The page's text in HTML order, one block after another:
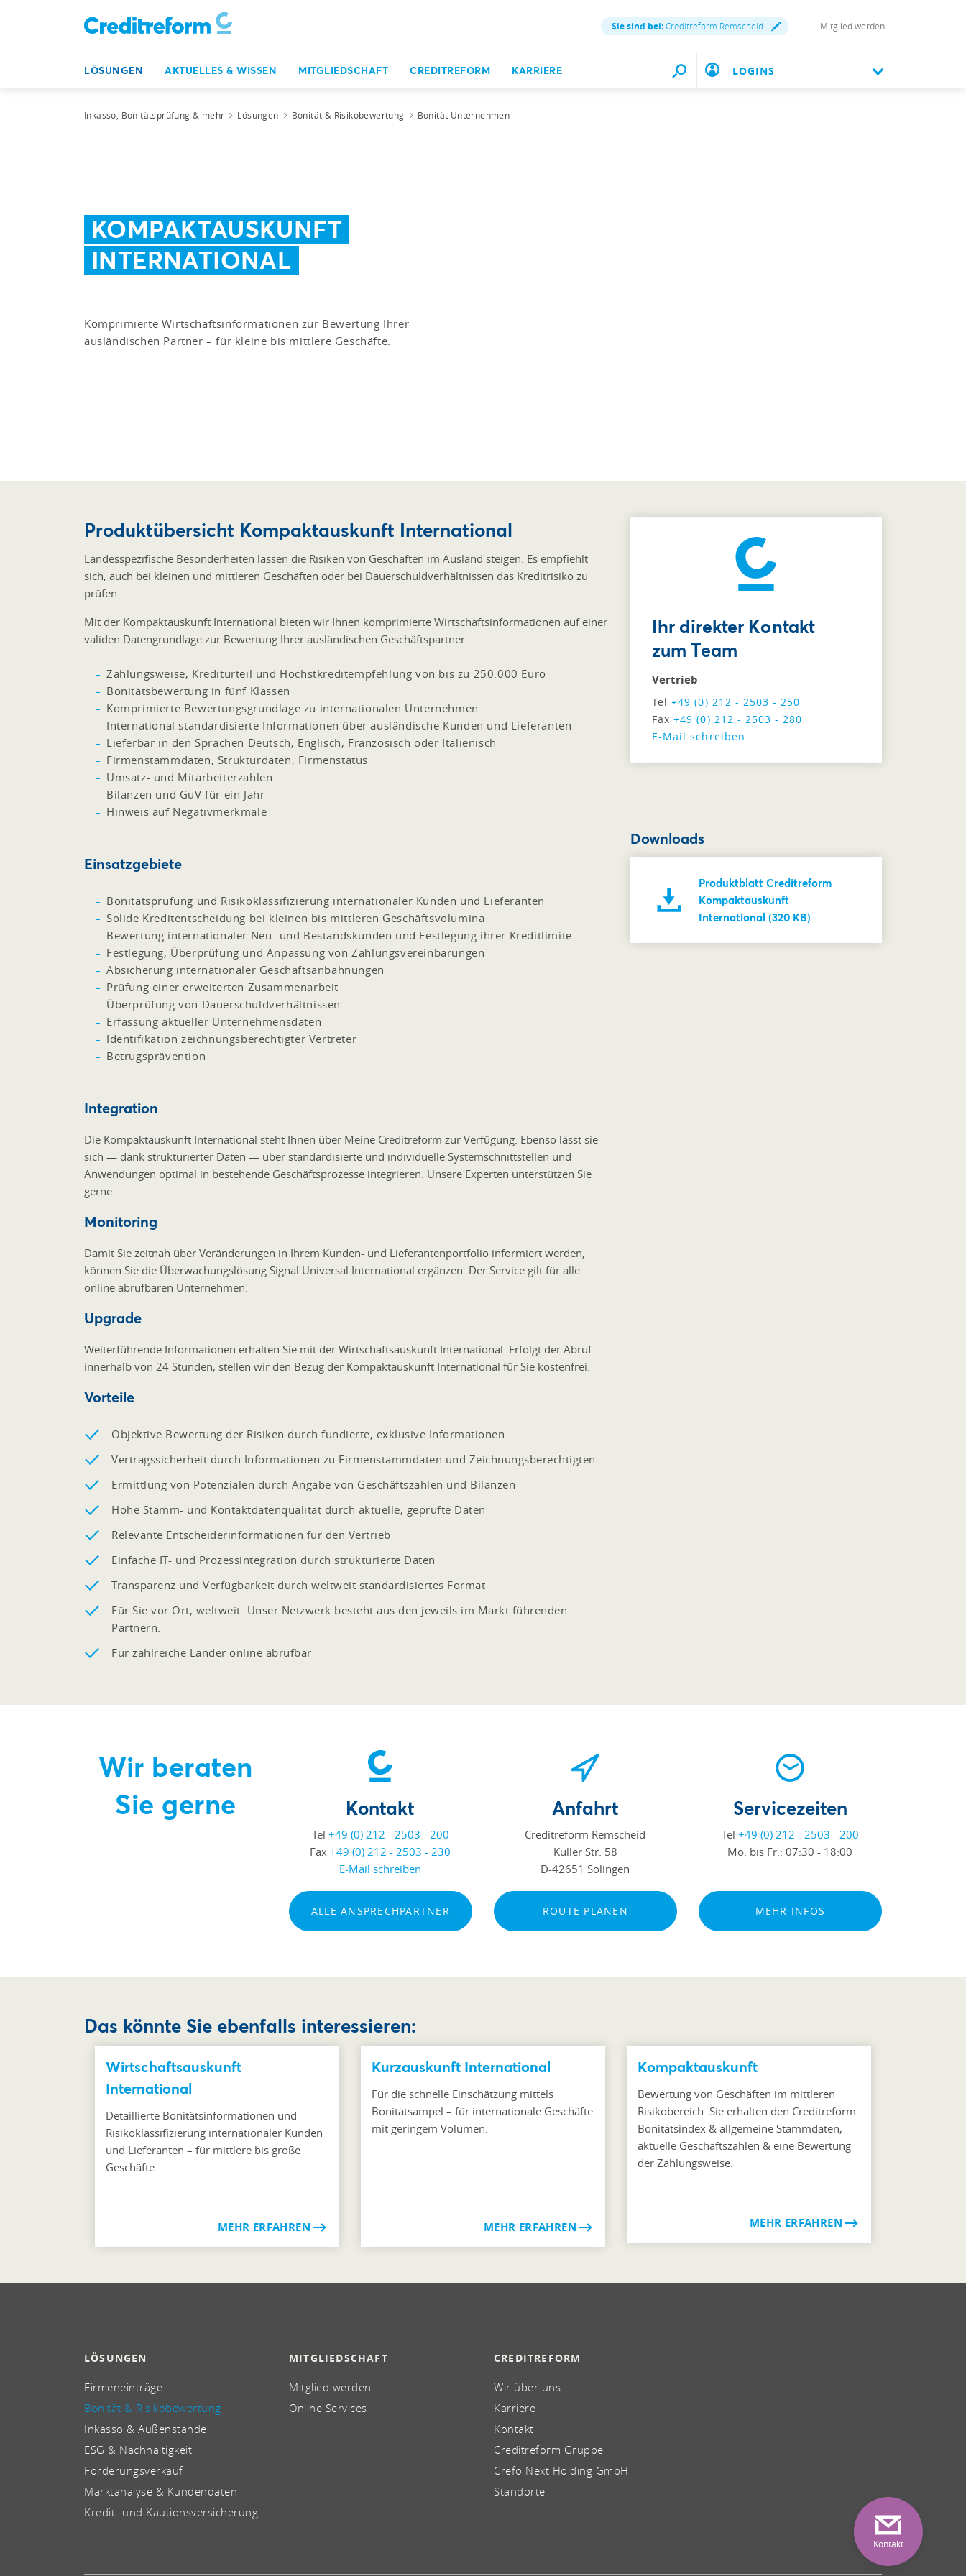
Sie sind bei:Creditreform Remscheid Mitglied werden
LÖSUNGEN AKTUELLES & WISSEN MITGLIEDSCHAFT CREDITREFORM KARRIERE LOGINS
Inkasso, Bonitätsprüfung & mehr Lösungen Bonität & Risikobewertung Bonität Unternehmen
KOMPAKTAUSKUNFT
INTERNATIONAL
Komprimierte Wirtschaftsinformationen zur Bewertung Ihrer
ausländischen Partner – für kleine bis mittlere Geschäfte.
Produktübersicht Kompaktauskunft International
Landesspezifische Besonderheiten lassen die Risiken von Geschäften im Ausland steigen. Es empfiehlt
sich, auch bei kleinen und mittleren Geschäften oder bei Dauerschuldverhältnissen das Kreditrisiko zu
prüfen.
Mit der Kompaktauskunft International bieten wir Ihnen komprimierte Wirtschaftsinformationen auf einer
validen Datengrundlage zur Bewertung Ihrer ausländischen Geschäftspartner.
Zahlungsweise, Krediturteil und Höchstkreditempfehlung von bis zu 250.000 Euro
Bonitätsbewertung in fünf Klassen
Komprimierte Bewertungsgrundlage zu internationalen Unternehmen
International standardisierte Informationen über ausländische Kunden und Lieferanten
Lieferbar in den Sprachen Deutsch, Englisch, Französisch oder Italienisch
Firmenstammdaten, Strukturdaten, Firmenstatus
Umsatz- und Mitarbeiterzahlen
Bilanzen und GuV für ein Jahr
Hinweis auf Negativmerkmale
Einsatzgebiete
Bonitätsprüfung und Risikoklassifizierung internationaler Kunden und Lieferanten
Solide Kreditentscheidung bei kleinen bis mittleren Geschäftsvolumina
Bewertung internationaler Neu- und Bestandskunden und Festlegung ihrer Kreditlimite
Festlegung, Überprüfung und Anpassung von Zahlungsvereinbarungen
Absicherung internationaler Geschäftsanbahnungen
Prüfung einer erweiterten Zusammenarbeit
Überprüfung von Dauerschuldverhältnissen
Erfassung aktueller Unternehmensdaten
Identifikation zeichnungsberechtigter Vertreter
Betrugsprävention
Integration
Die Kompaktauskunft International steht Ihnen über Meine Creditreform zur Verfügung. Ebenso lässt sie
sich — dank strukturierter Daten — über standardisierte und individuelle Systemschnittstellen und
Anwendungen optimal in bestehende Geschäftsprozesse integrieren. Unsere Experten unterstützen Sie
gerne.
Monitoring
Damit Sie zeitnah über Veränderungen in Ihrem Kunden- und Lieferantenportfolio informiert werden,
können Sie die Überwachungslösung Signal Universal International ergänzen. Der Service gilt für alle
online abrufbaren Unternehmen.
Upgrade
Weiterführende Informationen erhalten Sie mit der Wirtschaftsauskunft International. Erfolgt der Abruf
innerhalb von 24 Stunden, stellen wir den Bezug der Kompaktauskunft International für Sie kostenfrei.
Vorteile
Objektive Bewertung der Risiken durch fundierte, exklusive Informationen
Vertragssicherheit durch Informationen zu Firmenstammdaten und Zeichnungsberechtigten
Ermittlung von Potenzialen durch Angabe von Geschäftszahlen und Bilanzen
Hohe Stamm- und Kontaktdatenqualität durch aktuelle, geprüfte Daten
Relevante Entscheiderinformationen für den Vertrieb
Einfache IT- und Prozessintegration durch strukturierte Daten
Transparenz und Verfügbarkeit durch weltweit standardisiertes Format
Für Sie vor Ort, weltweit. Unser Netzwerk besteht aus den jeweils im Markt führenden
Partnern.
Für zahlreiche Länder online abrufbar
Ihr direkter Kontakt
zum Team
Vertrieb
Tel+49 (0) 212 - 2503 - 250
Fax+49 (0) 212 - 2503 - 280
E-Mail schreiben
Downloads
Produktblatt Creditreform
Kompaktauskunft
International (320 KB)
Wir beraten
Sie gerne
Kontakt
Tel +49 (0) 212 - 2503 - 200
Fax+49 (0) 212 - 2503 - 230
E-Mail schreiben
ALLE ANSPRECHPARTNER
Anfahrt
Creditreform Remscheid
Kuller Str. 58
D-42651 Solingen
ROUTE PLANEN
Servicezeiten
Tel +49 (0) 212 - 2503 - 200
Mo. bis Fr.:07:30 - 18:00
MEHR INFOS
Das könnte Sie ebenfalls interessieren:
Wirtschaftsauskunft
International
Detaillierte Bonitätsinformationen und
Risikoklassifizierung internationaler Kunden
und Lieferanten – für mittlere bis große
Geschäfte.
MEHR ERFAHREN
Kurzauskunft International
Für die schnelle Einschätzung mittels
Bonitätsampel – für internationale Geschäfte
mit geringem Volumen.
MEHR ERFAHREN
Kompaktauskunft
Bewertung von Geschäften im mittleren
Risikobereich. Sie erhalten den Creditreform
Bonitätsindex & allgemeine Stammdaten,
aktuelle Geschäftszahlen & eine Bewertung
der Zahlungsweise.
MEHR ERFAHREN
LÖSUNGEN
Firmeneinträge
Bonität & Risikobewertung
Inkasso & Außenstände
ESG & Nachhaltigkeit
Forderungsverkauf
Marktanalyse & Kundendaten
Kredit- und Kautionsversicherung
MITGLIEDSCHAFT
Mitglied werden
Online Services
CREDITREFORM
Wir über uns
Karriere
Kontakt
Creditreform Gruppe
Crefo Next Holding GmbH
Standorte
Kontakt